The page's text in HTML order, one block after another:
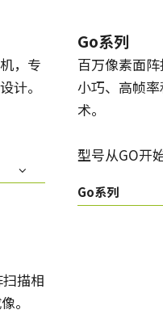
，专
计。
Go系列
百万像素面
小巧、高帧
术。
型号从GO开始
Go系列
描相
。